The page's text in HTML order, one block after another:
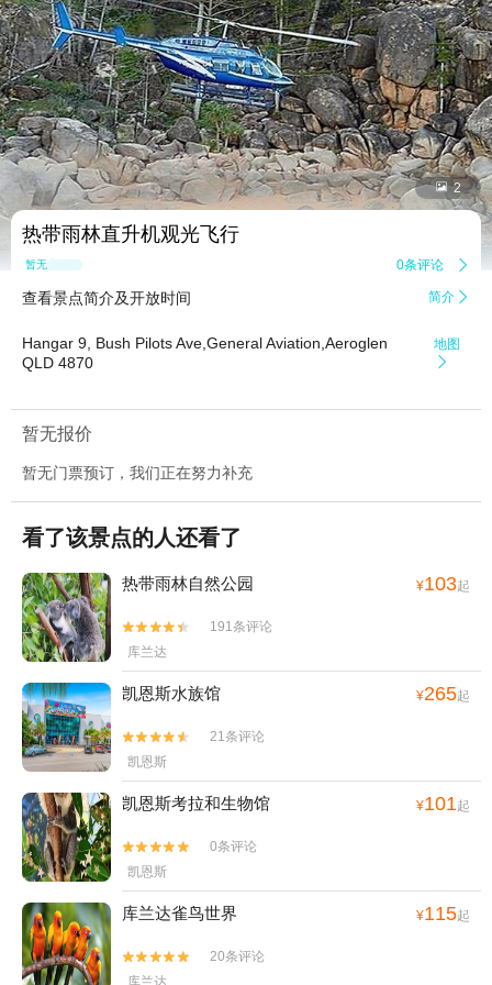
 2
热带雨林直升机观光飞行
暂无点评 0条评论 
查看景点简介及开放时间 简介 
Hangar 9, Bush Pilots Ave,General Aviation,Aeroglen
QLD 4870
地图

暂无报价
暂无门票预订，我们正在努力补充
看了该景点的人还看了
热带雨林自然公园 ¥103起


191条评论
库兰达
凯恩斯水族馆 ¥265起


21条评论
凯恩斯
凯恩斯考拉和生物馆 ¥101起


0条评论
凯恩斯
库兰达雀鸟世界 ¥115起


20条评论
